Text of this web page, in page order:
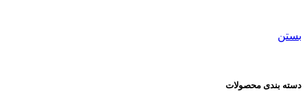
بستن
دسته بندی محصولات